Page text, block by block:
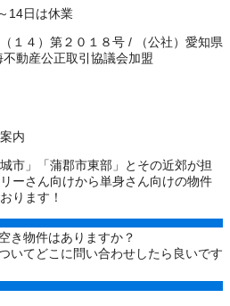
14日は休業
１４）第２０１８号 /
（公社）愛知県
不動産公正取引協議会加盟
内
市」「蒲郡市東部」とその近郊が担
ーさん向けから単身さん向けの物件
ります！
物件はありますか？
てどこに問い合わせしたら良いです